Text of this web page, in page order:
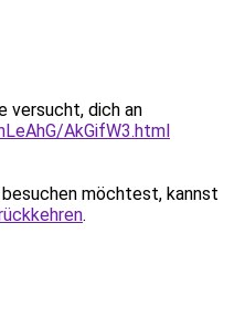
versucht, dich an
AkGifW3.html
möchtest, kannst
.